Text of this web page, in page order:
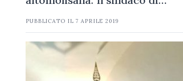
PUBBLICATO IL 7 APRILE 2019